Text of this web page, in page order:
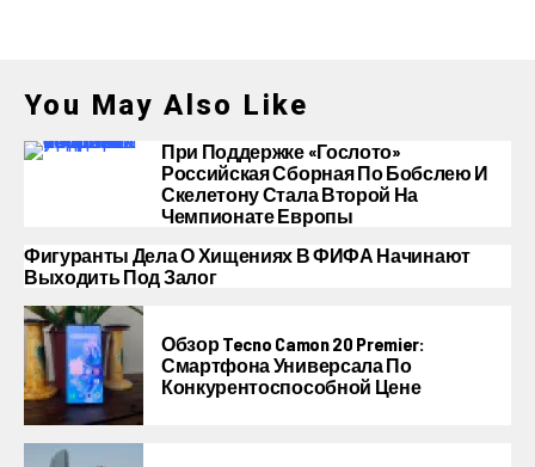
You May Also Like
При Поддержке «Гослото»
Российская Сборная По Бобслею И
Скелетону Стала Второй На
Чемпионате Европы
Фигуранты Дела О Хищениях В ФИФА Начинают
Выходить Под Залог
Обзор Tecno Camon 20 Premier:
Смартфона Универсала По
Конкурентоспособной Цене